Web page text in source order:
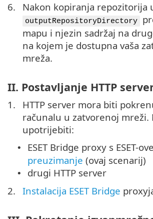
6. Nakon kopiranja repozitorija
outputRepositoryDirectory
mapu i njezin sadržaj na
na kojem je dostupna vaša
mreža.
II. Postavljanje HTTP
1.
HTTP server mora biti
računalu u zatvorenoj mreži.
upotrijebiti:
• ESET Bridge proxy s ESET-ove
preuzimanje (ovaj scenarij)
•
drugi HTTP server
2. Instalacija ESET Bridge